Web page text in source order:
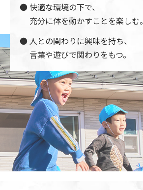
快適な環境の下で、
充分に体を動かすことを楽しむ。
人との関わりに興味を持ち、
言葉や遊びで関わりをもつ。